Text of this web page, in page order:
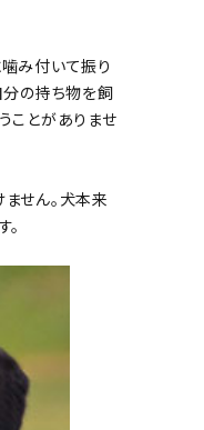
み付いて振り
分の持ち物を飼
ことがありませ
せん。犬本来